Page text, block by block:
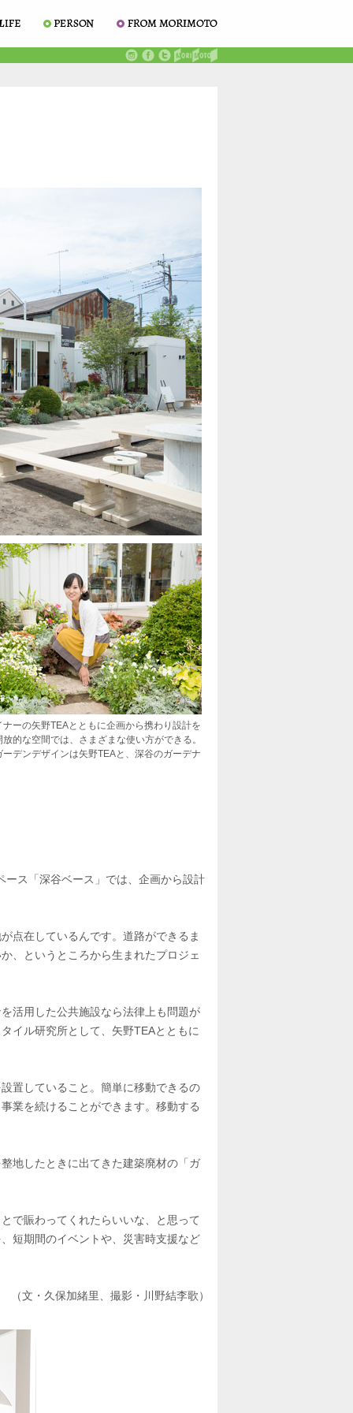
ーの矢野TEAとともに企画から携わり設計を
的な空間では、さまざまな使い方ができる。
デンデザインは矢野TEAと、深谷のガーデナ
ス「深谷ベース」では、企画から設計
点在しているんです。道路ができるま
、というところから生まれたプロジェ
活用した公共施設なら法律上も問題が
イル研究所として、矢野TEAとともに
置していること。簡単に移動できるの
業を続けることができます。移動する
地したときに出てきた建築廃材の「ガ
で賑わってくれたらいいな、と思って
短期間のイベントや、災害時支援など
（文・久保加緒里、撮影・川野結李歌）